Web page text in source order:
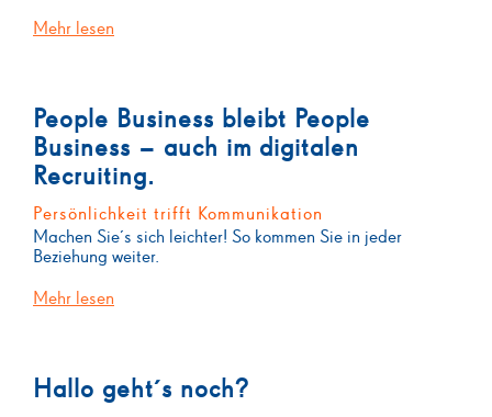
Mehr lesen
People Business bleibt People
Business – auch im digitalen
Recruiting.
Persönlichkeit trifft Kommunikation
Machen Sie´s sich leichter! So kommen Sie in jeder
Beziehung weiter.
Mehr lesen
Hallo geht´s noch?